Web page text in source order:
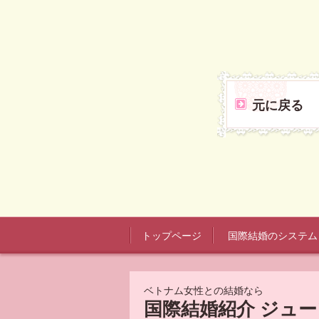
元に戻る
トップページ 国際結婚のシステム
ベトナム女性との結婚なら
国際結婚紹介 ジュ